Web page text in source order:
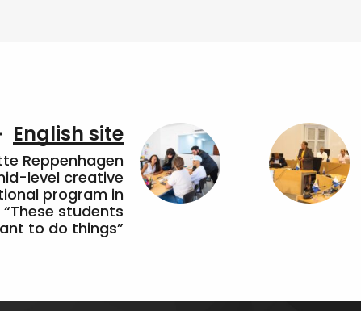
English site
Reppenhagen
level creative
program in
students
to do things”